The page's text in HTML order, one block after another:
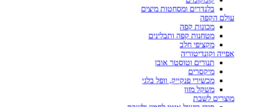
בלנדרים ומסחטות מיצים
עולם הקפה
מכונות קפה
מטחנות קפה ותבלינים
מקציפי חלב
אפייה וקונדיטוריה
תנורים וטוסטר אובן
מיקסרים
מכשירי פנקייק, וופל בלגי
משקל מזון
מוצרים לשבת